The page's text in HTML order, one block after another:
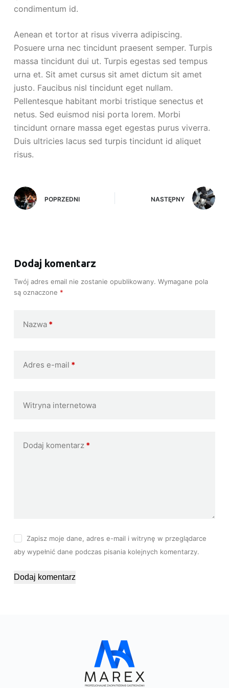
condimentum id.
Aenean et tortor at risus viverra adipiscing.
Posuere urna nec tincidunt praesent semper. Turpis
massa tincidunt dui ut. Turpis egestas sed tempus
urna et. Sit amet cursus sit amet dictum sit amet
justo. Faucibus nisl tincidunt eget nullam.
Pellentesque habitant morbi tristique senectus et
netus. Sed euismod nisi porta lorem. Morbi
tincidunt ornare massa eget egestas purus viverra.
Duis ultricies lacus sed turpis tincidunt id aliquet
risus.
POPRZEDNI NASTĘPNY
Dodaj komentarz
Twój adres email nie zostanie opublikowany. Wymagane pola
są oznaczone *
Nazwa*
Adres e-mail *
Witryna internetowa
Dodaj komentarz*
Zapisz moje dane, adres e-mail i witrynę w przeglądarce
aby wypełnić dane podczas pisania kolejnych komentarzy.
Dodaj komentarz